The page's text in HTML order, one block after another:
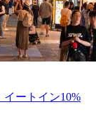
ートイン10%